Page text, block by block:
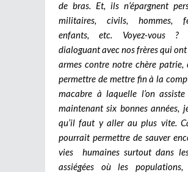
de bras. Et, ils n’épargnent
militaires, civils, hommes,
enfants, etc. Voyez-vous
dialoguant avec nos frères qui
armes contre notre chère patrie,
permettre de mettre fin à la
macabre à laquelle l’on assiste
maintenant six bonnes années,
qu’il faut y aller au plus vite.
pourrait permettre de sauver
vies humaines surtout dans
assiégées où les populations,